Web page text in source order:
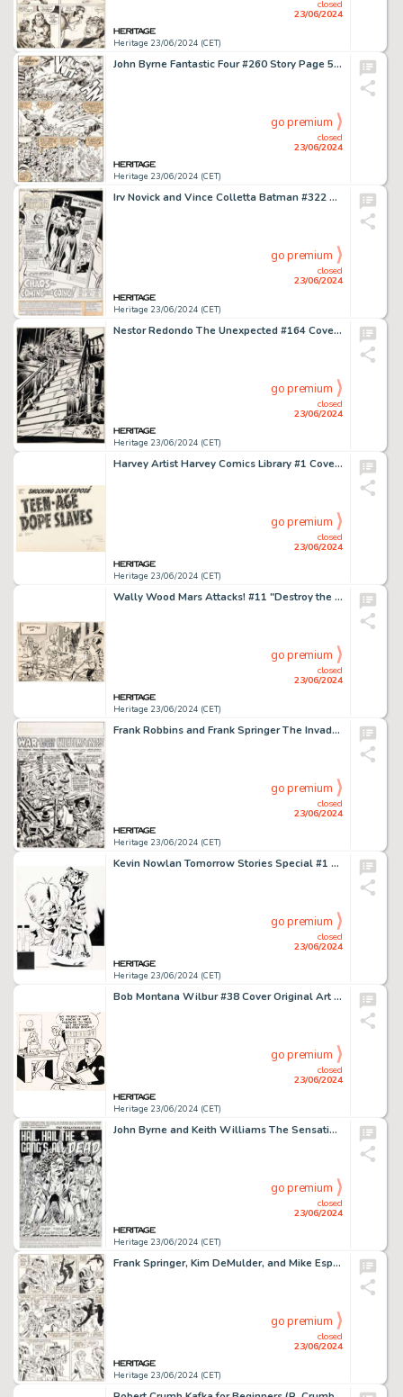
Heritage 23/06/2024 (CET)
closed
23/06/2024
John Byrne Fantastic Four #260 Story Page 5 Original Art (Marvel, 1983).
Heritage 23/06/2024 (CET)
closed
23/06/2024
go premium
Irv Novick and Vince Colletta Batman #322 Splash Page 1 Original Art (DC, 1980).
Heritage 23/06/2024 (CET)
closed
23/06/2024
go premium
Nestor Redondo The Unexpected #164 Cover Original Art (DC, 1975).
Heritage 23/06/2024 (CET)
closed
23/06/2024
go premium
Harvey Artist Harvey Comics Library #1 Cover Logotype "Teen-Age Dope Slaves" Original Art (Harvey, 1952).
Heritage 23/06/2024 (CET)
closed
23/06/2024
go premium
Wally Wood Mars Attacks! #11 "Destroy the City" Trading Card Preliminary Original Art (Bubbles, Inc./Topps, 1962). (Total: 2 Original Art)
Heritage 23/06/2024 (CET)
closed
23/06/2024
go premium
Frank Robbins and Frank Springer The Invaders #19 Splash Page 1 Original Art (Marvel, 1977).
Heritage 23/06/2024 (CET)
closed
23/06/2024
go premium
Kevin Nowlan Tomorrow Stories Special #1 Cover Original Art (DC, 2006).
Heritage 23/06/2024 (CET)
closed
23/06/2024
go premium
Bob Montana Wilbur #38 Cover Original Art and Color Guide (Archie, 1951). (Total: 2 Original Art)
Heritage 23/06/2024 (CET)
closed
23/06/2024
go premium
John Byrne and Keith Williams The Sensational She-Hulk #35 Splash Page 1 Original Art (Marvel, 1992).
Heritage 23/06/2024 (CET)
closed
23/06/2024
go premium
Frank Springer, Kim DeMulder, and Mike Esposito The Transformers #3 Story Page 23 Black Costume Spider-Man Original Art (Marvel, 1985).
Heritage 23/06/2024 (CET)
closed
23/06/2024
go premium